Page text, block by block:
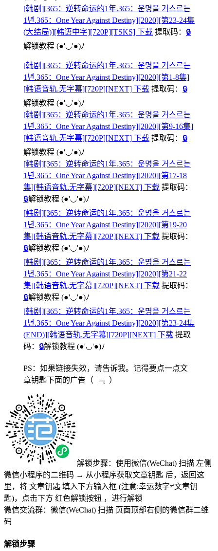
[韩剧][365：逆转命运的1年.365：운명을 거스르는
1년.365：One Year Against Destiny][2020][第23-24集
(大结局)][韩语中字][720P][TSKS] 下载 提取码： 🔒
解锁教程 (●'◡'●)ﾉ
[韩剧][365：逆转命运的1年.365：운명을 거스르는
1년.365：One Year Against Destiny][2020][第1-8集]
[韩语音轨.无字幕][720P][NEXT] 下载 提取码： 🔒
解锁教程 (●'◡'●)ﾉ
[韩剧][365：逆转命运的1年.365：운명을 거스르는
1년.365：One Year Against Destiny][2020][第9-16集]
[韩语音轨.无字幕][720P][NEXT] 下载 提取码： 🔒
解锁教程 (●'◡'●)ﾉ
[韩剧][365：逆转命运的1年.365：운명을 거스르는
1년.365：One Year Against Destiny][2020][第17-18
集][韩语音轨.无字幕][720P][NEXT] 下载 提取码：
🔒解锁教程 (●'◡'●)ﾉ
[韩剧][365：逆转命运的1年.365：운명을 거스르는
1년.365：One Year Against Destiny][2020][第19-20
集][韩语音轨.无字幕][720P][NEXT] 下载 提取码：
🔒解锁教程 (●'◡'●)ﾉ
[韩剧][365：逆转命运的1年.365：운명을 거스르는
1년.365：One Year Against Destiny][2020][第21-22
集][韩语音轨.无字幕][720P][NEXT] 下载 提取码：
🔒解锁教程 (●'◡'●)ﾉ
[韩剧][365：逆转命运的1年.365：운명을 거스르는
1년.365：One Year Against Destiny][2020][第23-24集
(END)][韩语音轨.无字幕][720P][NEXT] 下载 提取
码： 🔒解锁教程 (●'◡'●)ﾉ
PS：如果链接失效，请告诉我。记得要点一点文
章钥匙下面的广告 （¯﹃¯）
解锁步骤：使用微信(WeChat) 扫描 左侧
微信小程序的二维码 → 从小程序获取文章钥匙 后，返回这
里，将 文章钥匙 填入下方输入框 (注意:幸运数字≠文章钥
匙)，点击下方 红色解锁按钮 ，进行解锁
微信交流群：微信(WeChat) 扫描 页面顶部右侧的微信群二维
码
解锁步骤